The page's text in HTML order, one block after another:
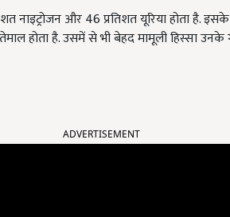
नाइट्रोजन और 46 प्रतिशत यूरिया होता है.
होता है. उसमें से भी बेहद मामूली हिस्सा उनके